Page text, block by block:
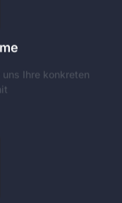
Ihre konkreten